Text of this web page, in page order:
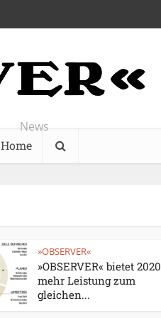
News
Home
»OBSERVER«
»OBSERVER« bietet 2020
mehr Leistung zum
gleichen...